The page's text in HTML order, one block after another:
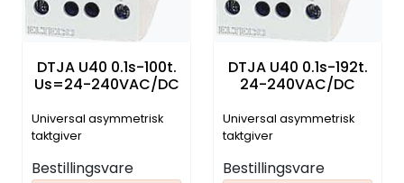
DTJA U40 0.1s-100t.
Us=24-240VAC/DC
Universal asymmetrisk
taktgiver
Bestillingsvare
DTJA U40 0.1s-192t.
24-240VAC/DC
Universal asymmetrisk
taktgiver
Bestillingsvare